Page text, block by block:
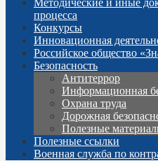
Методические и иные
процесса
Конкурсы
Инновационная
Российское общество
Безопасность
Антитеррор
Информационная
Охрана труда
Дорожная
Полезные
Полезные ссылки
Военная служба по